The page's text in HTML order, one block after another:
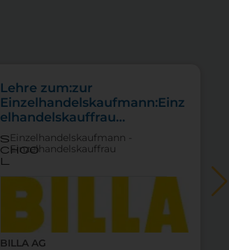
BILLA AG
Lehre zum:zur
Einzelhandelskaufmann:Einz
elhandelskauffrau
Schwerpunkt Lebensmittel
s
choo
l
Einzelhandelskaufmann -
Einzelhandelskauffrau